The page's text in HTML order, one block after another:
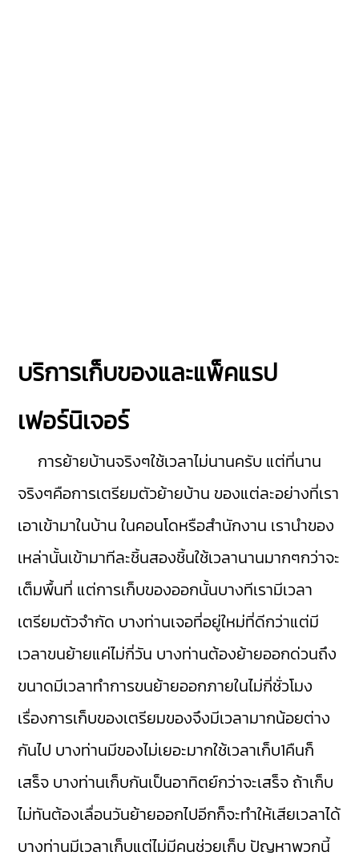
บริการเก็บของและแพ็คแรป
เฟอร์นิเจอร์
การย้ายบ้านจริงๆใช้เวลาไม่นานครับ แต่ที่นาน
จริงๆคือการเตรียมตัวย้ายบ้าน ของแต่ละอย่างที่เรา
เอาเข้ามาในบ้าน ในคอนโดหรือสำนักงาน เรานำของ
เหล่านั้นเข้ามาทีละชิ้นสองชิ้นใช้เวลานานมากๆกว่าจะ
เต็มพื้นที่ แต่การเก็บของออกนั้นบางทีเรามีเวลา
เตรียมตัวจำกัด บางท่านเจอที่อยู่ใหม่ที่ดีกว่าแต่มี
เวลาขนย้ายแค่ไม่กี่วัน บางท่านต้องย้ายออกด่วนถึง
ขนาดมีเวลาทำการขนย้ายออกภายในไม่กี่ชั่วโมง
เรื่องการเก็บของเตรียมของจึงมีเวลามากน้อยต่าง
กันไป บางท่านมีของไม่เยอะมากใช้เวลาเก็บ1คืนก็
เสร็จ บางท่านเก็บกันเป็นอาทิตย์กว่าจะเสร็จ ถ้าเก็บ
ไม่ทันต้องเลื่อนวันย้ายออกไปอีกก็จะทำให้เสียเวลาได้
บางท่านมีเวลาเก็บแต่ไม่มีคนช่วยเก็บ ปัญหาพวกนี้